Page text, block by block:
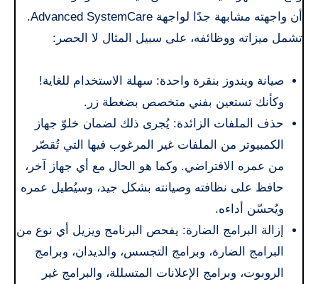
أن واجهته مشابهة جدًا لواجهة Advanced SystemCare.
تشمل ميزاته ووظائفه، على سبيل المثال لا الحصر:
صيانة ويندوز بنقرة واحدة: سهلة الاستخدام للغاية!
وكأنك تستعين بفني متخصص بضغطة زر.
حذف الملفات الزائدة: يُجرى ذلك لضمان خلوّ جهاز
الكمبيوتر من الملفات غير المرغوب فيها التي تُقصّر
من عمره الافتراضي. وكما هو الحال مع أي جهاز آخر،
حافظ على نظافته وصيانته بشكل جيد، وسيُطيل عمره
ويُحسّن أداءه.
إزالة البرامج الضارة: يفحص البرنامج ويزيل أي نوع من
البرامج الضارة، وبرامج التجسس، والديدان، وبرامج
الروبوت، وبرامج الإعلانات المتسللة، والبرامج غير